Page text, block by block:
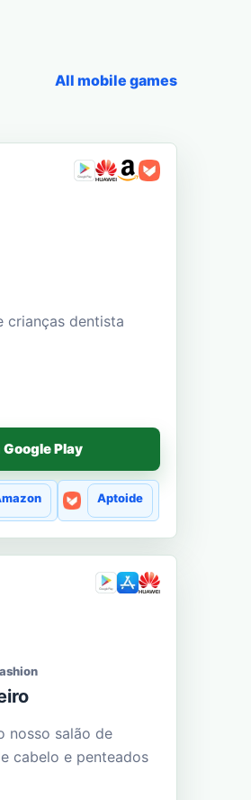
All mobile games
crianças dentista
Google Play
Aptoide
nosso salão de
cabelo e penteados